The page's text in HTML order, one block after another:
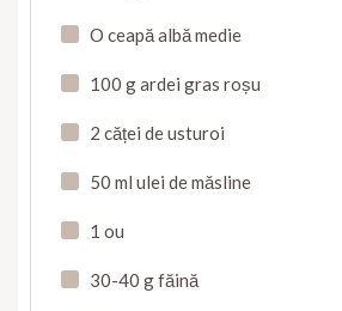
O ceapă albă medie
100 g ardei gras roșu
2 căței de usturoi
50 ml ulei de măsline
1 ou
30-40 g făină